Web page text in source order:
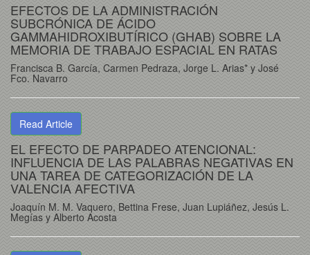
EFECTOS DE LA ADMINISTRACIÓN
SUBCRÓNICA DE ÁCIDO
GAMMAHIDROXIBUTÍRICO (GHAB) SOBRE LA
MEMORIA DE TRABAJO ESPACIAL EN RATAS
Francisca B. García, Carmen Pedraza, Jorge L. Arias* y José
Fco. Navarro
Read Article
EL EFECTO DE PARPADEO ATENCIONAL:
INFLUENCIA DE LAS PALABRAS NEGATIVAS EN
UNA TAREA DE CATEGORIZACIÓN DE LA
VALENCIA AFECTIVA
Joaquín M. M. Vaquero, Bettina Frese, Juan Lupiáñez, Jesús L.
Megías y Alberto Acosta